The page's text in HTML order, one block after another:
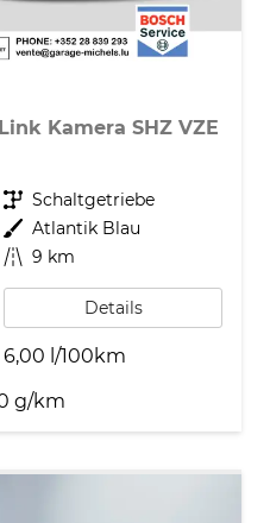
Kamera SHZ VZE
Getriebe Schaltgetriebe
Außenfarbe Atlantik Blau
Kilometerstand 9 km
Details
6,00 l/100km
g/km